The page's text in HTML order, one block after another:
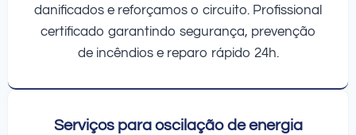
danificados e reforçamos o circuito. Profissional
certificado garantindo segurança, prevenção
de incêndios e reparo rápido 24h.
Serviços para oscilação de energia